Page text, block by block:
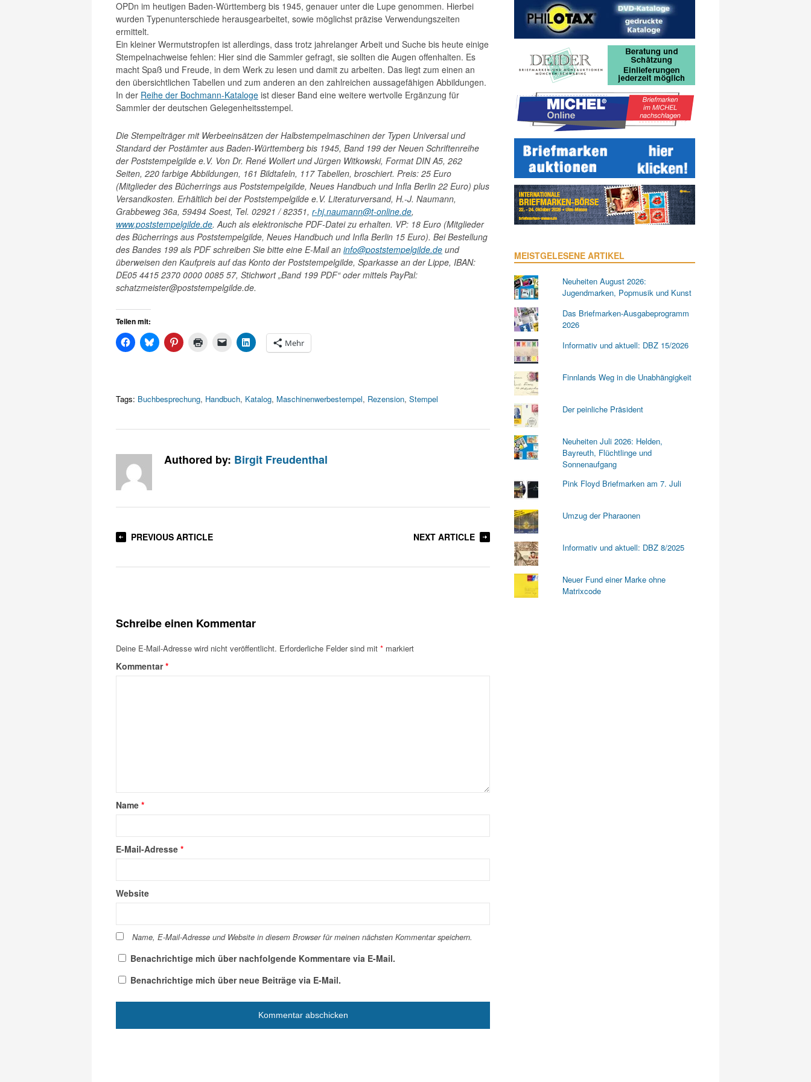
OPDn im heutigen Baden-Württemberg bis 1945, genauer unter die Lupe genommen. Hierbei
wurden Typenunterschiede herausgearbeitet, sowie möglichst präzise Verwendungszeiten
ermittelt.
Ein kleiner Wermutstropfen ist allerdings, dass trotz jahrelanger Arbeit und Suche bis heute einige
Stempelnachweise fehlen: Hier sind die Sammler gefragt, sie sollten die Augen offenhalten. Es
macht Spaß und Freude, in dem Werk zu lesen und damit zu arbeiten. Das liegt zum einen an
den übersichtlichen Tabellen und zum anderen an den zahlreichen aussagefähigen Abbildungen.
In der Reihe der Bochmann-Kataloge ist dieser Band eine weitere wertvolle Ergänzung für
Sammler der deutschen Gelegenheitsstempel.
Die Stempelträger mit Werbeeinsätzen der Halbstempelmaschinen der Typen Universal und
Standard der Postämter aus Baden-Württemberg bis 1945, Band 199 der Neuen Schriftenreihe
der Poststempelgilde e.V. Von Dr. René Wollert und Jürgen Witkowski, Format DIN A5, 262
Seiten, 220 farbige Abbildungen, 161 Bildtafeln, 117 Tabellen, broschiert. Preis: 25 Euro
(Mitglieder des Bücherrings aus Poststempelgilde, Neues Handbuch und Infla Berlin 22 Euro) plus
Versandkosten. Erhältlich bei der Poststempelgilde e.V. Literaturversand, H.-J. Naumann,
Grabbeweg 36a, 59494 Soest, Tel. 02921 / 82351, r-hj.naumann@t-online.de,
www.poststempelgilde.de.Auch als elektronische PDF-Datei zu erhalten. VP: 18 Euro (Mitglieder
des Bücherrings aus Poststempelgilde, Neues Handbuch und Infla Berlin 15 Euro). Bei Bestellung
des Bandes 199 als PDF schreiben Sie bitte eine E-Mail an info@poststempelgilde.de und
überweisen den Kaufpreis auf das Konto der Poststempelgilde, Sparkasse an der Lippe, IBAN:
DE05 4415 2370 0000 0085 57, Stichwort „Band 199 PDF“ oder mittels PayPal:
schatzmeister@poststempelgilde.de.
Teilen mit:
Mehr
Tags: Buchbesprechung, Handbuch, Katalog, Maschinenwerbestempel, Rezension, Stempel
Authored by: Birgit Freudenthal
PREVIOUS ARTICLE NEXT ARTICLE
Schreibe einen Kommentar
Deine E-Mail-Adresse wird nicht veröffentlicht. Erforderliche Felder sind mit * markiert
Kommentar*
Name *
E-Mail-Adresse *
Website
Name, E-Mail-Adresse und Website in diesem Browser für meinen nächsten Kommentar speichern.
Benachrichtige mich über nachfolgende Kommentare via E-Mail.
Benachrichtige mich über neue Beiträge via E-Mail.
MEISTGELESENE ARTIKEL
Neuheiten August 2026:
Jugendmarken, Popmusik und Kunst
Das Briefmarken-Ausgabeprogramm
2026
Informativ und aktuell: DBZ 15/2026
Finnlands Weg in die Unabhängigkeit
Der peinliche Präsident
Neuheiten Juli 2026: Helden,
Bayreuth, Flüchtlinge und
Sonnenaufgang
Pink Floyd Briefmarken am 7. Juli
Umzug der Pharaonen
Informativ und aktuell: DBZ 8/2025
Neuer Fund einer Marke ohne
Matrixcode